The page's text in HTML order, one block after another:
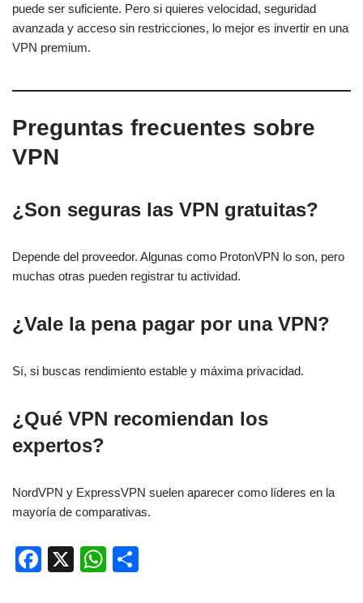
puede ser suficiente. Pero si quieres velocidad, seguridad
avanzada y acceso sin restricciones, lo mejor es invertir en una
VPN premium.
Preguntas frecuentes sobre
VPN
¿Son seguras las VPN gratuitas?
Depende del proveedor. Algunas como ProtonVPN lo son, pero
muchas otras pueden registrar tu actividad.
¿Vale la pena pagar por una VPN?
Sí, si buscas rendimiento estable y máxima privacidad.
¿Qué VPN recomiendan los
expertos?
NordVPN y ExpressVPN suelen aparecer como líderes en la
mayoría de comparativas.
F
X
W